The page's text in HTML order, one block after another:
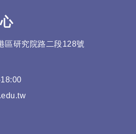
區研究院路二段128號